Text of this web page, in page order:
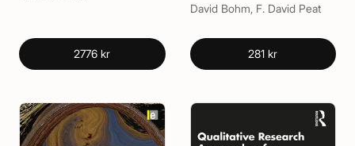
2776 kr
David Bohm, F. David Peat
281 kr